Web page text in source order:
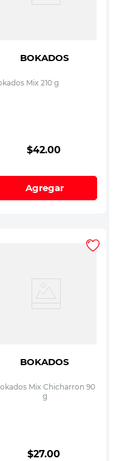
BOKADOS
Mix 210 g
$42.00
Agregar
BOKADOS
Mix Chicharron 90
g
$27.00